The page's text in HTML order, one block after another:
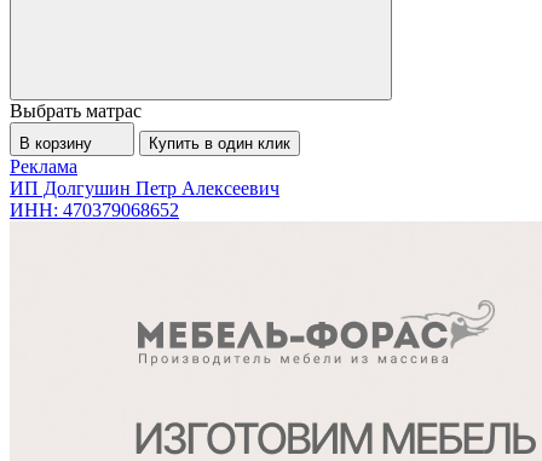
Выбрать матрас
В корзину Купить в один клик
Реклама
ИП Долгушин Петр Алексеевич
ИНН: 470379068652